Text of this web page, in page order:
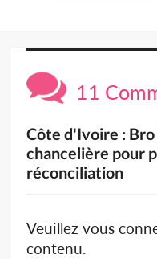
11
Côte d'Ivoire : Bro
chancelière pour
réconciliation
Veuillez vous
contenu.